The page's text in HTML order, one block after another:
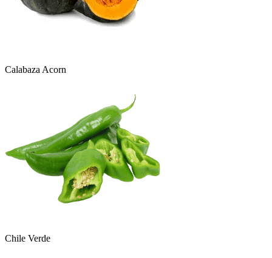
Calabaza Acorn
Chile Verde